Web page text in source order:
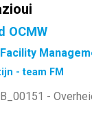
OCMW
- team FM
-